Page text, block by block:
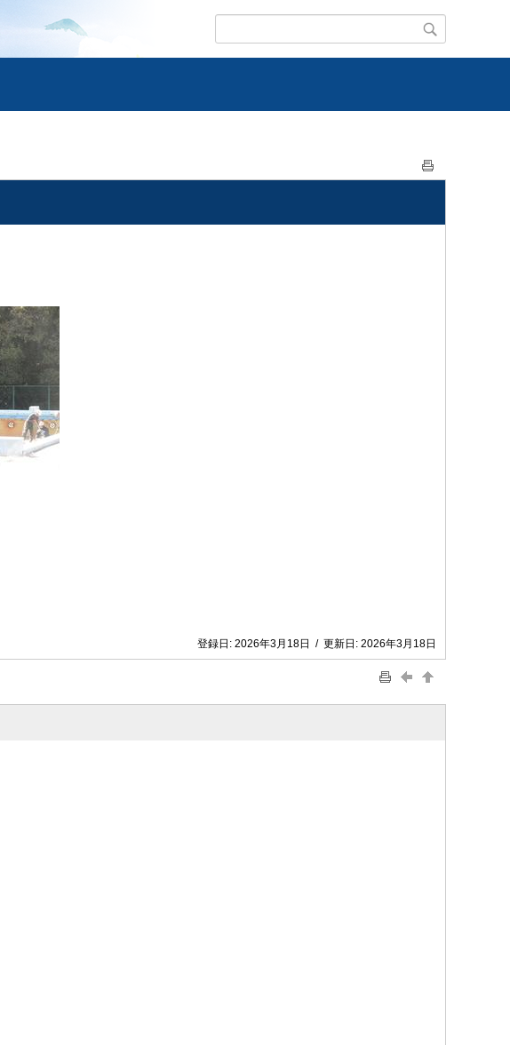
登録日: 2026年3月18日 / 更新日: 2026年3月18日